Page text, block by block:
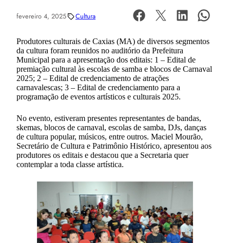
fevereiro 4, 2025 Cultura
Produtores culturais de Caxias (MA) de diversos segmentos
da cultura foram reunidos no auditório da Prefeitura
Municipal para a apresentação dos editais: 1 – Edital de
premiação cultural às escolas de samba e blocos de Carnaval
2025; 2 – Edital de credenciamento de atrações
carnavalescas; 3 – Edital de credenciamento para a
programação de eventos artísticos e culturais 2025.
No evento, estiveram presentes representantes de bandas,
skemas, blocos de carnaval, escolas de samba, DJs, danças
de cultura popular, músicos, entre outros. Maciel Mourão,
Secretário de Cultura e Patrimônio Histórico, apresentou aos
produtores os editais e destacou que a Secretaria quer
contemplar a toda classe artística.